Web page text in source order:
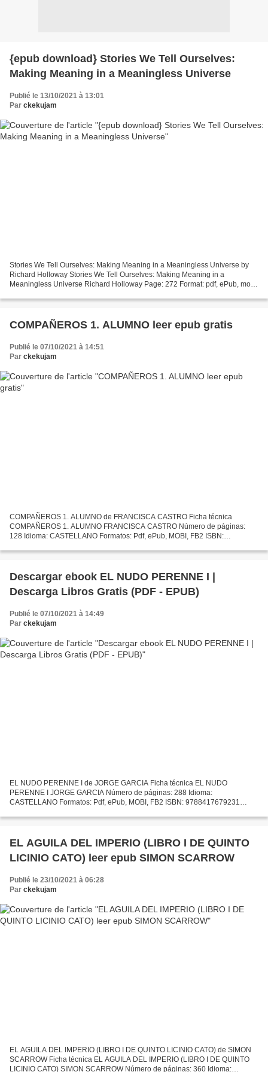
{epub download} Stories We Tell Ourselves:
Making Meaning in a Meaningless Universe
Publié le 13/10/2021 à 13:01
Par ckekujam
Stories We Tell Ourselves: Making Meaning in a Meaningless Universe by
Richard Holloway Stories We Tell Ourselves: Making Meaning in a
Meaningless Universe Richard Holloway Page: 272 Format: pdf, ePub, mobi,
COMPAÑEROS 1. ALUMNO leer epub gratis
Publié le 07/10/2021 à 14:51
Par ckekujam
COMPAÑEROS 1. ALUMNO de FRANCISCA CASTRO Ficha técnica
COMPAÑEROS 1. ALUMNO FRANCISCA CASTRO Número de páginas:
128 Idioma: CASTELLANO Formatos: Pdf, ePub, MOBI, FB2 ISBN:
DE LIBRERIA Año de...
Descargar ebook EL NUDO PERENNE I |
Descarga Libros Gratis (PDF - EPUB)
Publié le 07/10/2021 à 14:49
Par ckekujam
EL NUDO PERENNE I de JORGE GARCIA Ficha técnica EL NUDO
PERENNE I JORGE GARCIA Número de páginas: 288 Idioma:
CASTELLANO Formatos: Pdf, ePub, MOBI, FB2 ISBN: 9788417679231
Libros...
EL AGUILA DEL IMPERIO (LIBRO I DE QUINTO
LICINIO CATO) leer epub SIMON SCARROW
Publié le 23/10/2021 à 06:28
Par ckekujam
EL AGUILA DEL IMPERIO (LIBRO I DE QUINTO LICINIO CATO) de SIMON
SCARROW Ficha técnica EL AGUILA DEL IMPERIO (LIBRO I DE QUINTO
LICINIO CATO) SIMON SCARROW Número de páginas: 360 Idioma: